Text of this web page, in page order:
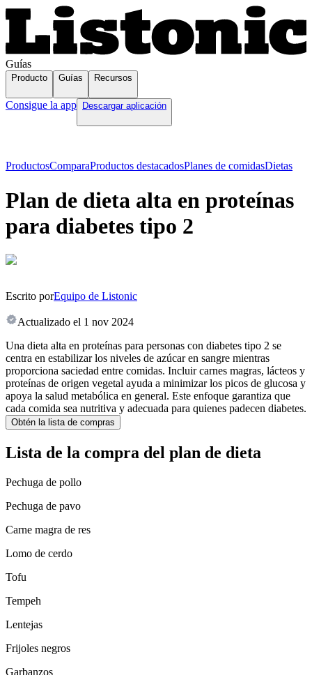
Guías
Producto Guías Recursos
Consigue la app Descargar aplicación
ProductosComparaProductos destacadosPlanes de comidasDietas
Plan de dieta alta en proteínas
para diabetes tipo 2
Escrito porEquipo de Listonic
Actualizado el 1 nov 2024
Una dieta alta en proteínas para personas con diabetes tipo 2 se
centra en estabilizar los niveles de azúcar en sangre mientras
proporciona saciedad entre comidas. Incluir carnes magras, lácteos y
proteínas de origen vegetal ayuda a minimizar los picos de glucosa y
apoya la salud metabólica en general. Este enfoque garantiza que
cada comida sea nutritiva y adecuada para quienes padecen diabetes.
Obtén la lista de compras
Lista de la compra del plan de dieta
Pechuga de pollo
Pechuga de pavo
Carne magra de res
Lomo de cerdo
Tofu
Tempeh
Lentejas
Frijoles negros
Garbanzos